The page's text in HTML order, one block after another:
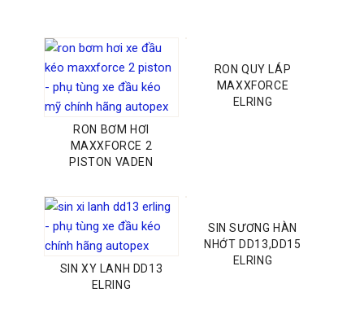
RON BƠM HƠI
MAXXFORCE 2
PISTON VADEN
RON QUY LÁP
MAXXFORCE
ELRING
SIN XY LANH DD13
ELRING
SIN SƯƠNG HÀN
NHỚT DD13,DD15
ELRING